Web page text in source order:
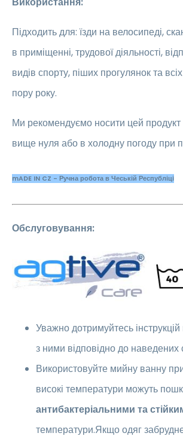
Підходить для: їзди на велосипеді,
в приміщенні, трудової діяльності,
видів спорту, піших прогулянок та
пору року.
Ми рекомендуємо носити цей
вище нуля або в холодну погоду при
mADE IN CZ - Ручна робота в Чеській Республіці
Обслуговування:
Уважно дотримуйтесь
з ними відповідно до наведених
Використовуйте мийну ванну
високі температури можуть
антибактеріальними та
температури.Якщо одяг